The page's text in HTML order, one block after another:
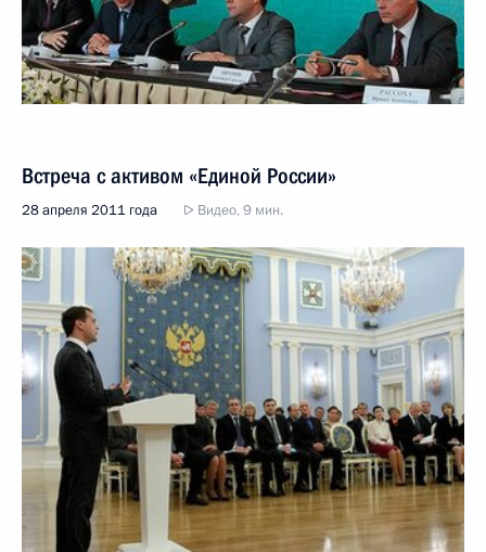
Встреча с активом «Единой России»
28 апреля 2011 года Видео, 9 мин.